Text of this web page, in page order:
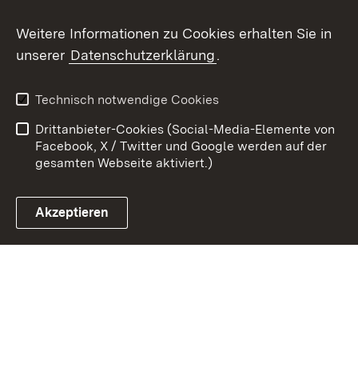
Link zum Landesportal
Kontakt
Datenschutz
Barrierefreiheit
Impressum
Cookies
Weitere Informationen zu Cookies erhalten Sie in
unserer Datenschutzerklärung.
Technisch notwendige Cookies
Drittanbieter-Cookies (Social-Media-Elemente von
Facebook, X / Twitter und Google werden auf der
gesamten Webseite aktiviert.)
Akzeptieren